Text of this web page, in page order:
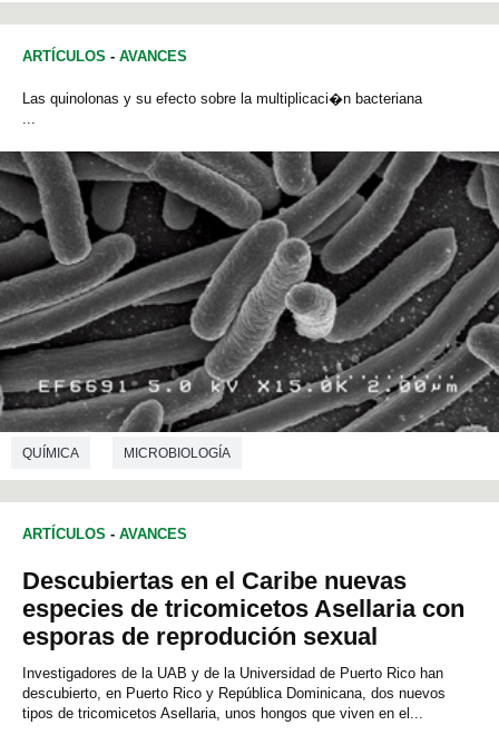
ARTÍCULOS - AVANCES
Las quinolonas y su efecto sobre la multiplicaci�n bacteriana
...
QUÍMICA MICROBIOLOGÍA
ARTÍCULOS - AVANCES
Descubiertas en el Caribe nuevas
especies de tricomicetos Asellaria con
esporas de reprodución sexual
Investigadores de la UAB y de la Universidad de Puerto Rico han
descubierto, en Puerto Rico y República Dominicana, dos nuevos
tipos de tricomicetos Asellaria, unos hongos que viven en el...